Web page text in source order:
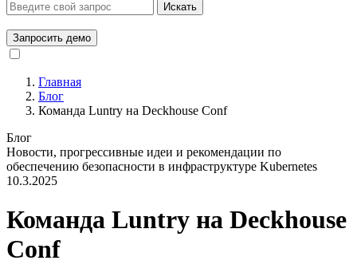
Искать
Запросить демо
Главная
Блог
Команда Luntry на Deckhouse Conf
Блог
Новости, прогрессивные идеи и рекомендации по
обеспечению безопасности в инфраструктуре Kubernetes
10.3.2025
Команда Luntry на Deckhouse
Conf